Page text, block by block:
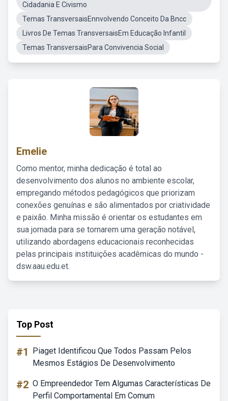
Cidadania E Civismo
Temas TransversaisEnnvolvendo Conceito Da Bncc
Livros De Temas TransversaisEm Educação Infantil
Temas TransversaisPara Convivencia Social
Emelie
Como mentor, minha dedicação é total ao
desenvolvimento dos alunos no ambiente escolar,
empregando métodos pedagógicos que priorizam
conexões genuínas e são alimentados por criatividade
e paixão. Minha missão é orientar os estudantes em
sua jornada para se tornarem uma geração notável,
utilizando abordagens educacionais reconhecidas
pelas principais instituições acadêmicas do mundo -
dsw.aau.edu.et.
Top Post
#1
Piaget Identificou Que Todos Passam Pelos
Mesmos Estágios De Desenvolvimento
#2 O Empreendedor Tem Algumas Características De
Perfil Comportamental Em Comum